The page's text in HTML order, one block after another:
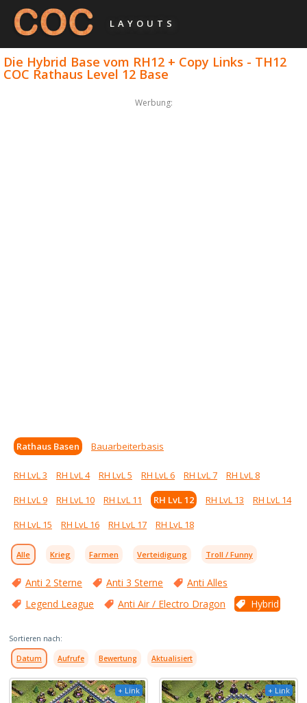
LAYOUTS
Die Hybrid Base vom RH12 + Copy Links - TH12
COC Rathaus Level 12 Base
Werbung:
Rathaus Basen Bauarbeiterbasis
RH LvL 3 RH LvL 4 RH LvL 5 RH LvL 6 RH LvL 7
RH LvL 8
RH LvL 9
RH LvL 10 RH LvL 11 RH LvL 12 RH LvL 13
RH LvL 14
RH LvL 15
RH LvL 16 RH LvL 17 RH LvL 18
Alle Krieg Farmen Verteidigung Troll / Funny
Anti 2 Sterne Anti 3 Sterne
Anti Alles
Legend League
Anti Air / Electro Dragon Hybrid
Sortieren nach:
Datum Aufrufe Bewertung Aktualisiert
+ Link + Link